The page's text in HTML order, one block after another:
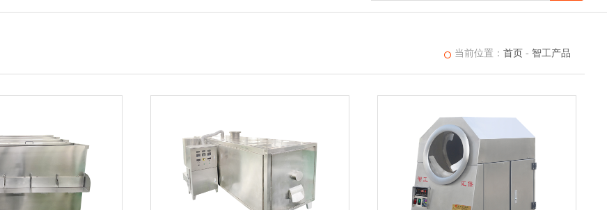
当前位置： 首页 - 智工产品